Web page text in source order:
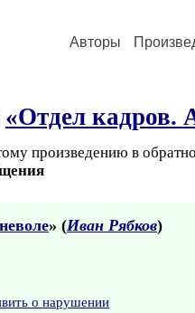
Авторы
«Отдел кадров.
произведению в
» (Иван Рябков)
о нарушении